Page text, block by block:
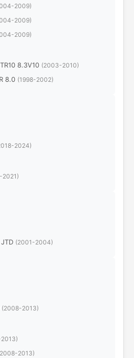
2009)
2009)
2009)
8.3V10 (2003-2010)
8.0 (1998-2002)
2024)
2021)
(2001-2004)
(2008-2013)
2013)